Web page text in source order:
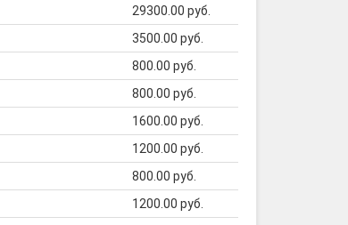
29300.00 руб.
3500.00 руб.
800.00 руб.
800.00 руб.
1600.00 руб.
1200.00 руб.
800.00 руб.
1200.00 руб.